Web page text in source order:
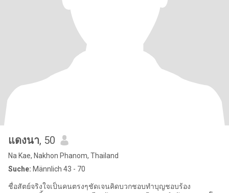
แดงนา, 50
Na Kae, Nakhon Phanom, Thailand
Suche: Männlich 43 - 70
ชื่อสัตย์จริงใจเป็นคนตรงๆชัดเจนคิดบวกชอบทำบุญชอบร้อง